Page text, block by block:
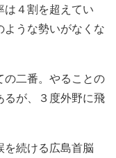
４割を超えてい
ような勢いがなくな
の二番。やることの
るが、３度外野に飛
を続ける広島首脳